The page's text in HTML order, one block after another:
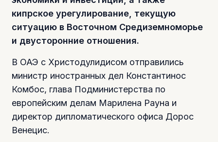
кипрское урегулирование, текущую
ситуацию в Восточном Средиземноморье
и двусторонние отношения.
В ОАЭ с Христодулидисом отправились
министр иностранных дел Константинос
Комбос, глава Подминистерства по
европейским делам Марилена Рауна и
директор дипломатического офиса Дорос
Венецис.